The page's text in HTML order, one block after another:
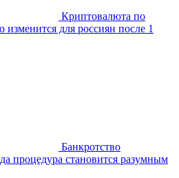
Криптовалюта по
для россиян после 1
Банкротство
процедура становится разумным